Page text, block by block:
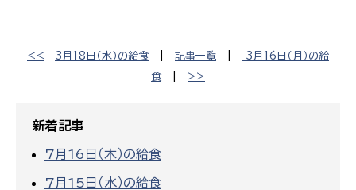
<< 3月18日（水）の給食 記事一覧
3月16日（月）の給
食
>>
新着記事
7月16日（木）の給食
7月15日（水）の給食